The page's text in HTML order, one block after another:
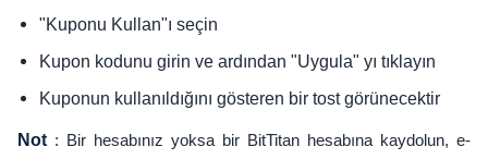
"Kuponu Kullan"ı seçin
Kupon kodunu girin ve ardından "Uygula" yı tıklayın
Kuponun kullanıldığını gösteren bir tost görünecektir
Not : Bir hesabınız yoksa bir BitTitan hesabına kaydolun, e-